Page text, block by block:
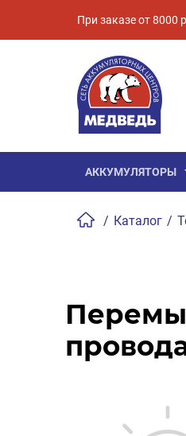
При заказе от 8000
АККУМУЛЯТОРЫ
/ Каталог /